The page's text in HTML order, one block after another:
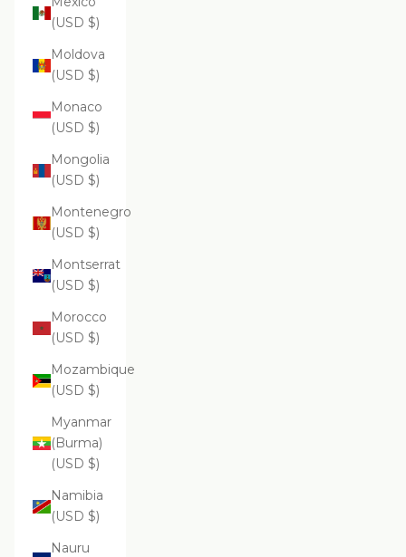
(USD $)
Moldova
(USD $)
Monaco
(USD $)
Mongolia
(USD $)
Montenegro
(USD $)
Montserrat
(USD $)
Morocco
(USD $)
Mozambique
(USD $)
Myanmar
(Burma)
(USD $)
Namibia
(USD $)
Nauru